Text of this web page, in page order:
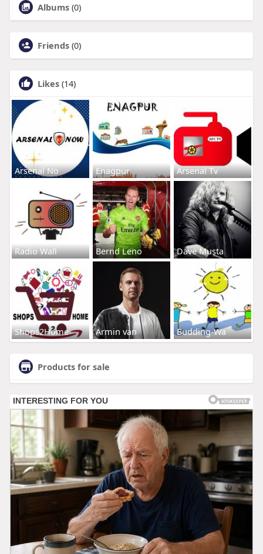
Albums (0)
Friends (0)
Likes (14)
Arsenal No Enagpur Arsenal Tv
Radio Wall Bernd Leno Dave Musta
Shops2Home Armin van Budding-Wa
Products for sale